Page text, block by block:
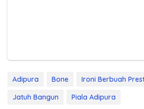
Adipura Bone
Ironi Berbuah
Jatuh Bangun
Piala Adipura